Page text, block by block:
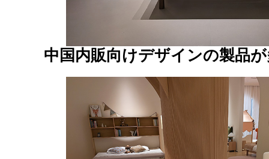
中国内販向けデザインの製品